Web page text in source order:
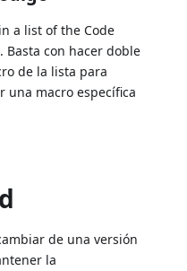
a list of the Code
Basta con hacer doble
de la lista para
una macro específica
de una versión
la